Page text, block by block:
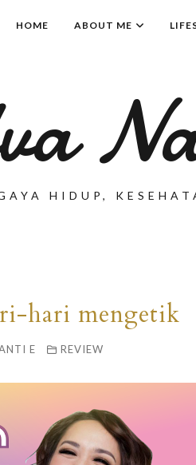
HOME ABOUT ME
HIDUP,
hari mengetik
E REVIEW